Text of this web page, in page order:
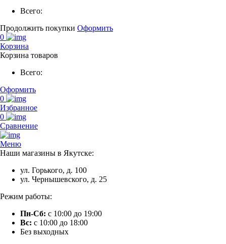
Всего:
Продолжить покупки Оформить
0
Корзина
Корзина товаров
Всего:
Оформить
0
Избранное
0
Сравнение
Меню
Наши магазины в Якутске:
ул. Горького, д. 100
ул. Чернышевского, д. 25
Режим работы:
Пн-Сб: с 10:00 до 19:00
Вс: с 10:00 до 18:00
Без выходных